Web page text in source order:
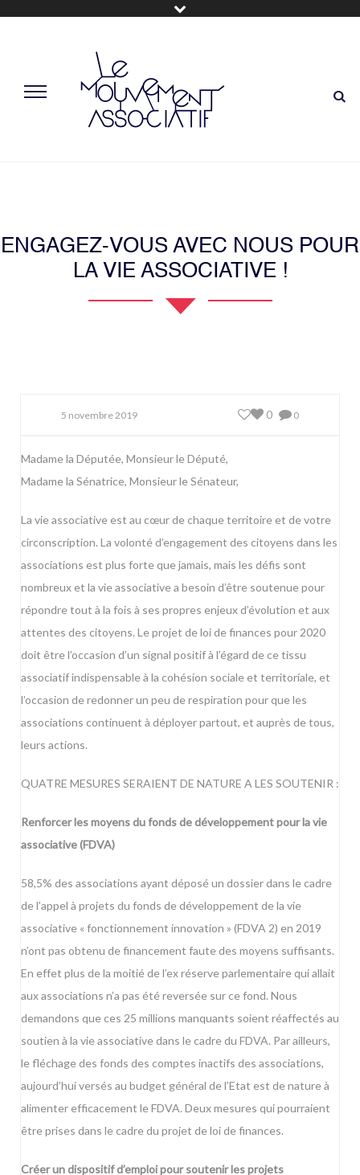
ENGAGEZ-VOUS AVEC NOUS POUR
LA VIE ASSOCIATIVE !
5 novembre 2019 0
0
Madame la Députée, Monsieur le Député,
Madame la Sénatrice, Monsieur le Sénateur,
La vie associative est au cœur de chaque territoire et de votre
circonscription. La volonté d’engagement des citoyens dans les
associations est plus forte que jamais, mais les défis sont
nombreux et la vie associative a besoin d’être soutenue pour
répondre tout à la fois à ses propres enjeux d’évolution et aux
attentes des citoyens. Le projet de loi de finances pour 2020
doit être l’occasion d’un signal positif à l’égard de ce tissu
associatif indispensable à la cohésion sociale et territoriale, et
l’occasion de redonner un peu de respiration pour que les
associations continuent à déployer partout, et auprès de tous,
leurs actions.
QUATRE MESURES SERAIENT DE NATURE A LES SOUTENIR :
Renforcer les moyens du fonds de développement pour la vie
associative (FDVA)
58,5% des associations ayant déposé un dossier dans le cadre
de l’appel à projets du fonds de développement de la vie
associative « fonctionnement innovation » (FDVA 2) en 2019
n’ont pas obtenu de financement faute des moyens suffisants.
En effet plus de la moitié de l’ex réserve parlementaire qui allait
aux associations n’a pas été reversée sur ce fond. Nous
demandons que ces 25 millions manquants soient réaffectés au
soutien à la vie associative dans le cadre du FDVA. Par ailleurs,
le fléchage des fonds des comptes inactifs des associations,
aujourd’hui versés au budget général de l’Etat est de nature à
alimenter efficacement le FDVA. Deux mesures qui pourraient
être prises dans le cadre du projet de loi de finances.
Créer un dispositif d’emploi pour soutenir les projets